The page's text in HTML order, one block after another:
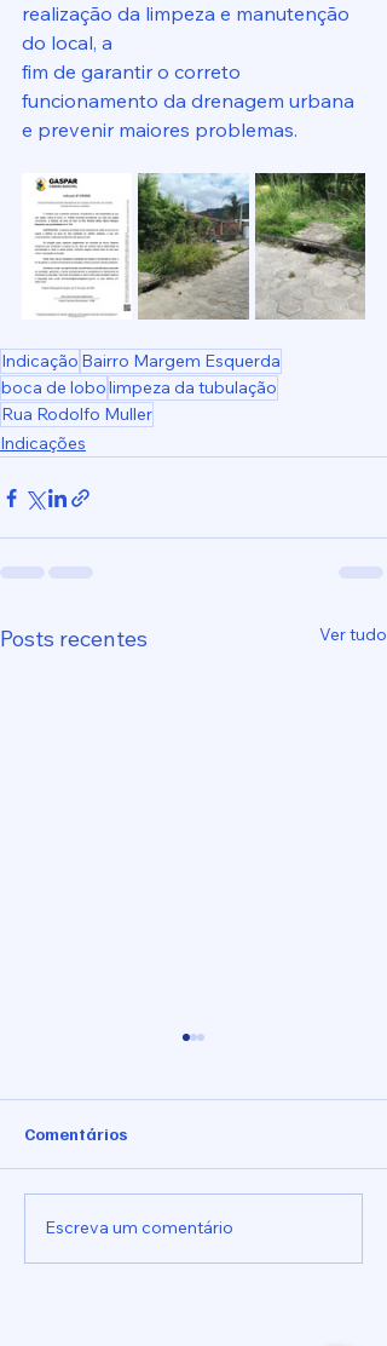
realização da limpeza e manutenção
do local, a
fim de garantir o correto
funcionamento da drenagem urbana
e prevenir maiores problemas.
Indicação Bairro Margem Esquerda
boca de lobolimpeza da tubulação
Rua Rodolfo Muller
Indicações
Posts recentes Ver tudo
Indicação nº 1025/2026
Comentários
Escreva um comentário